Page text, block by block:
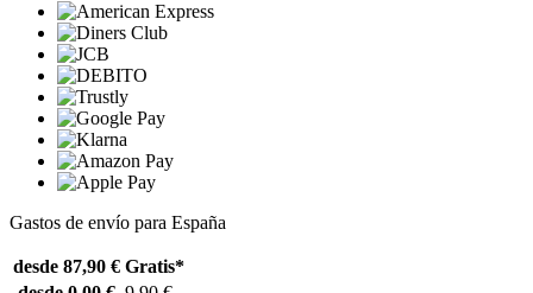
Gastos de envío para España
desde 87,90 € Gratis*